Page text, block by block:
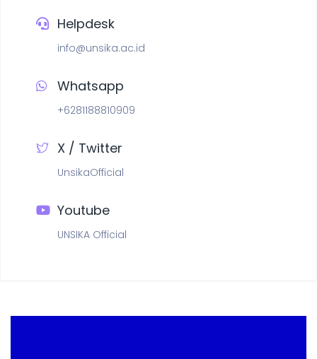
Helpdesk
info@unsika.ac.id
Whatsapp
+6281188810909
X / Twitter
UnsikaOfficial
Youtube
UNSIKA Official